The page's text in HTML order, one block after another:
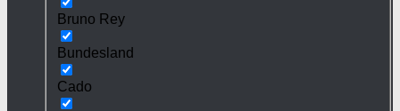
Bruno Rey
Bundesland
Cado